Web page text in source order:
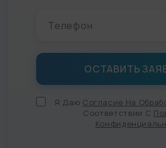
Я Даю Согласие На
Соответствии С